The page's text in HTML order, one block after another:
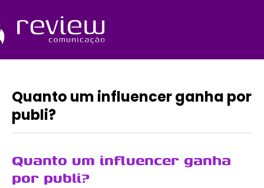
o
conteúdo
Quanto um influencer ganha por
publi?
Quanto um influencer ganha
por publi?